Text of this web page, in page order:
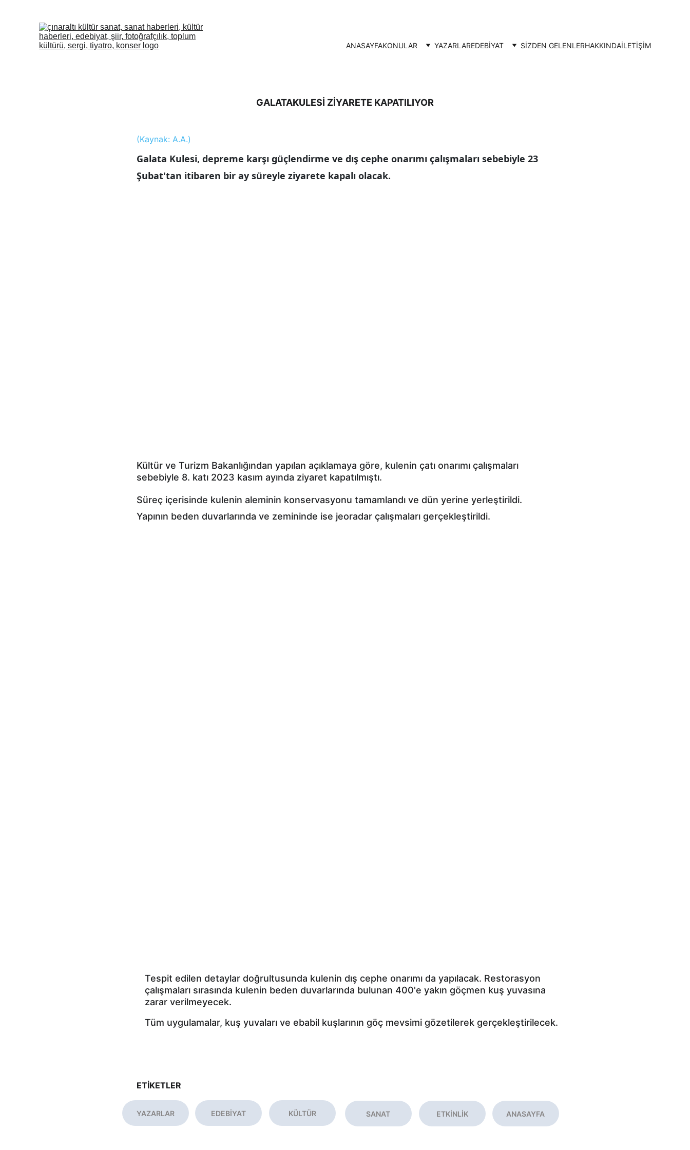
ANASAYFAKONULAR YAZARLAREDEBİYAT SİZDEN GELENLERHAKKINDAİLETIŞIM
GALATAKULESİ ZİYARETE KAPATILIYOR
(Kaynak: A.A.)
Galata Kulesi, depreme karşı güçlendirme ve dış cephe onarımı çalışmaları sebebiyle 23
Şubat'tan itibaren bir ay süreyle ziyarete kapalı olacak.
Kültür ve Turizm Bakanlığından yapılan açıklamaya göre, kulenin çatı onarımı çalışmaları
sebebiyle 8. katı 2023 kasım ayında ziyaret kapatılmıştı.
Süreç içerisinde kulenin aleminin konservasyonu tamamlandı ve dün yerine yerleştirildi.
Yapının beden duvarlarında ve zemininde ise jeoradar çalışmaları gerçekleştirildi.
Tespit edilen detaylar doğrultusunda kulenin dış cephe onarımı da yapılacak. Restorasyon
çalışmaları sırasında kulenin beden duvarlarında bulunan 400'e yakın göçmen kuş yuvasına
zarar verilmeyecek.
Tüm uygulamalar, kuş yuvaları ve ebabil kuşlarının göç mevsimi gözetilerek gerçekleştirilecek.
ETİKETLER
YAZARLAR EDEBİYAT KÜLTÜR SANAT ANASAYFA
ETKİNLİK